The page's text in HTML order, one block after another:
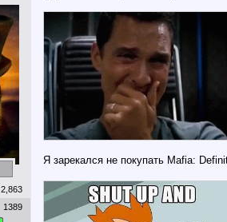
2,863
1389
Я зарекался не покупать Mafia: